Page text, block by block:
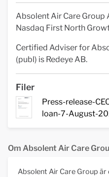
Absolent Air Care Group
Nasdaq First North
Certified Adviser for
(publ) is Redeye AB.
Filer
Press-release-
loan-7-August-
Om Absolent Air Care
Absolent Air Care Group